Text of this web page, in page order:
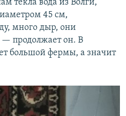
текла вода из Волги,
45 см,
много дыр, они
— продолжает он. В
большой фермы, а значит